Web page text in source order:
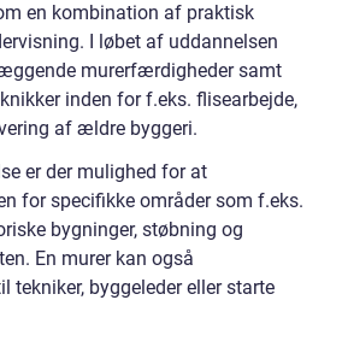
en kombination af praktisk
I løbet af uddannelsen
murerfærdigheder samt
inden for f.eks. flisearbejde,
af ældre byggeri.
er der mulighed for at
for specifikke områder som f.eks.
bygninger, støbning og
En murer kan også
tekniker, byggeleder eller starte